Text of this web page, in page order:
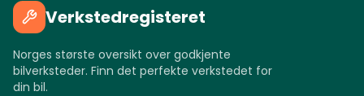
Verkstedregisteret
Norges største oversikt over godkjente
bilverksteder. Finn det perfekte verkstedet for
din bil.